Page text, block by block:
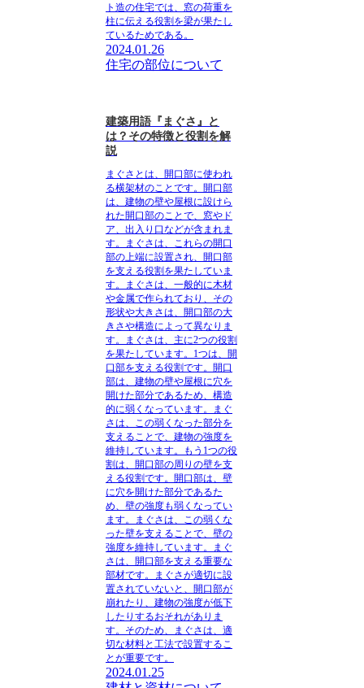
ト造の住宅では、窓の荷重を
柱に伝える役割を梁が果たし
ているためである。
2024.01.26
住宅の部位について
建築用語『まぐさ』と
は？その特徴と役割を解
説
まぐさとは、開口部に使われ
る横架材のことです。開口部
は、建物の壁や屋根に設けら
れた開口部のことで、窓やド
ア、出入り口などが含まれま
す。まぐさは、これらの開口
部の上端に設置され、開口部
を支える役割を果たしていま
す。まぐさは、一般的に木材
や金属で作られており、その
形状や大きさは、開口部の大
きさや構造によって異なりま
す。まぐさは、主に2つの役割
を果たしています。1つは、開
口部を支える役割です。開口
部は、建物の壁や屋根に穴を
開けた部分であるため、構造
的に弱くなっています。まぐ
さは、この弱くなった部分を
支えることで、建物の強度を
維持しています。もう1つの役
割は、開口部の周りの壁を支
える役割です。開口部は、壁
に穴を開けた部分であるた
め、壁の強度も弱くなってい
ます。まぐさは、この弱くな
った壁を支えることで、壁の
強度を維持しています。まぐ
さは、開口部を支える重要な
部材です。まぐさが適切に設
置されていないと、開口部が
崩れたり、建物の強度が低下
したりするおそれがありま
す。そのため、まぐさは、適
切な材料と工法で設置するこ
とが重要です。
2024.01.25